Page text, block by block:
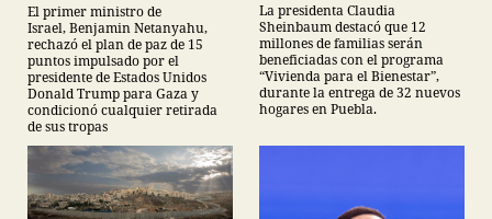
El primer ministro de
Israel, Benjamin Netanyahu,
rechazó el plan de paz de 15
puntos impulsado por el
presidente de Estados Unidos
Donald Trump para Gaza y
condicionó cualquier retirada
de sus tropas
La presidenta Claudia
Sheinbaum destacó que 12
millones de familias serán
beneficiadas con el programa
“Vivienda para el Bienestar”,
durante la entrega de 32 nuevos
hogares en Puebla.